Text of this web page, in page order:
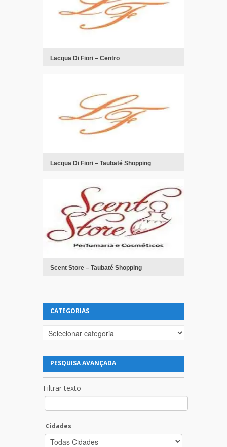
Lacqua Di Fiori – Centro
Lacqua Di Fiori – Taubaté Shopping
Scent Store – Taubaté Shopping
CATEGORIAS
Categorias
PESQUISA AVANÇADA
Filtrar texto
Cidades